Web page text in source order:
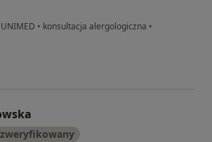
• konsultacja alergologiczna •